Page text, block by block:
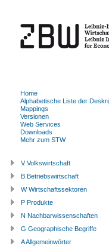
Home
Alphabetische Liste der
Mappings
Versionen
Web Services
Downloads
Mehr zum STW
V Volkswirtschaft
B Betriebswirtschaft
W Wirtschaftssektoren
P Produkte
N Nachbarwissenschaften
G Geographische Begriffe
A Allgemeinwörter